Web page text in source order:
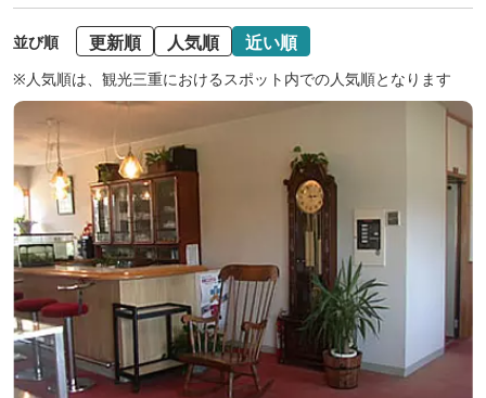
並び順 更新順 人気順 近い順
※人気順は、観光三重におけるスポット内での人気順となります